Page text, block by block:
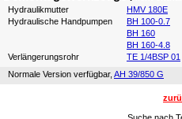
Hydraulikmutter
HMV 180E
Hydraulische Handpumpen
BH 100-0.7
BH 160
BH 160-4.8
Verlängerungsrohr
TE 1/4BSP 01
Normale Version verfügbar, AH 39/850 G